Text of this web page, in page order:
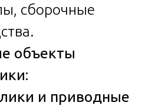
сборочные
объекты
и приводные